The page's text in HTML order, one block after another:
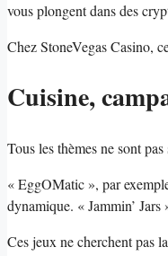
vous plongent dans des
Chez StoneVegas Casino,
Cuisine,
Tous les thèmes ne sont
« EggOMatic », par
dynamique. « Jammin’
Ces jeux ne cherchent pas